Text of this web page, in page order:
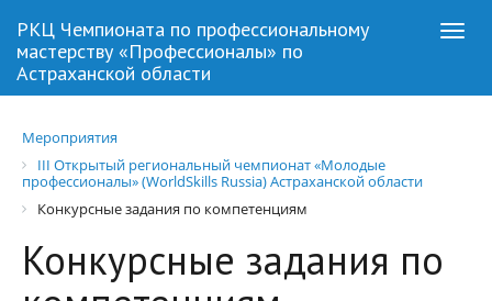
РКЦ Чемпионата по профессиональному
мастерству «Профессионалы» по
Астраханской области
Мероприятия
III Открытый региональный чемпионат «Молодые
профессионалы» (WorldSkills Russia) Астраханской области
Конкурсные задания по компетенциям
Конкурсные задания по